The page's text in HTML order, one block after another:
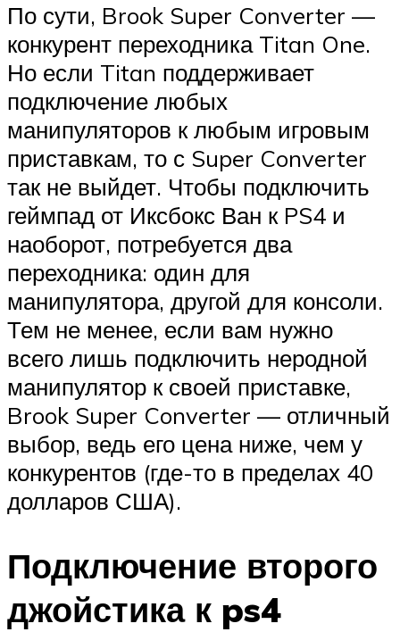
По сути, Brook Super Converter —
конкурент переходника Titan One.
Но если Titan поддерживает
подключение любых
манипуляторов к любым игровым
приставкам, то с Super Converter
так не выйдет. Чтобы подключить
геймпад от Иксбокс Ван к PS4 и
наоборот, потребуется два
переходника: один для
манипулятора, другой для консоли.
Тем не менее, если вам нужно
всего лишь подключить неродной
манипулятор к своей приставке,
Brook Super Converter — отличный
выбор, ведь его цена ниже, чем у
конкурентов (где-то в пределах 40
долларов США).
Подключение второго
джойстика к ps4